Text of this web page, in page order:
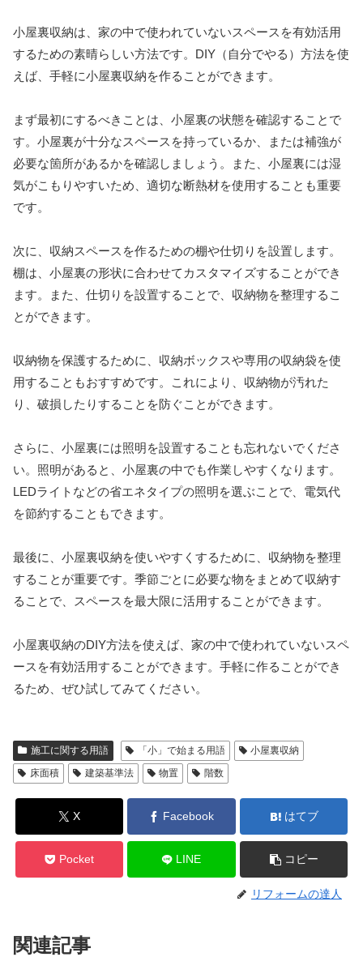
小屋裏収納は、家の中で使われていないスペースを有効活用
するための素晴らしい方法です。DIY（自分でやる）方法を使
えば、手軽に小屋裏収納を作ることができます。
まず最初にするべきことは、小屋裏の状態を確認することで
す。小屋裏が十分なスペースを持っているか、または補強が
必要な箇所があるかを確認しましょう。また、小屋裏には湿
気がこもりやすいため、適切な断熱材を使用することも重要
です。
次に、収納スペースを作るための棚や仕切りを設置します。
棚は、小屋裏の形状に合わせてカスタマイズすることができ
ます。また、仕切りを設置することで、収納物を整理するこ
とができます。
収納物を保護するために、収納ボックスや専用の収納袋を使
用することもおすすめです。これにより、収納物が汚れた
り、破損したりすることを防ぐことができます。
さらに、小屋裏には照明を設置することも忘れないでくださ
い。照明があると、小屋裏の中でも作業しやすくなります。
LEDライトなどの省エネタイプの照明を選ぶことで、電気代
を節約することもできます。
最後に、小屋裏収納を使いやすくするために、収納物を整理
することが重要です。季節ごとに必要な物をまとめて収納す
ることで、スペースを最大限に活用することができます。
小屋裏収納のDIY方法を使えば、家の中で使われていないスペ
ースを有効活用することができます。手軽に作ることができ
るため、ぜひ試してみてください。
施工に関する用語 「小」で始まる用語
小屋裏収納
床面積
建築基準法 物置 階数
X Facebook はてブ
Pocket LINE コピー
リフォームの達人
関連記事